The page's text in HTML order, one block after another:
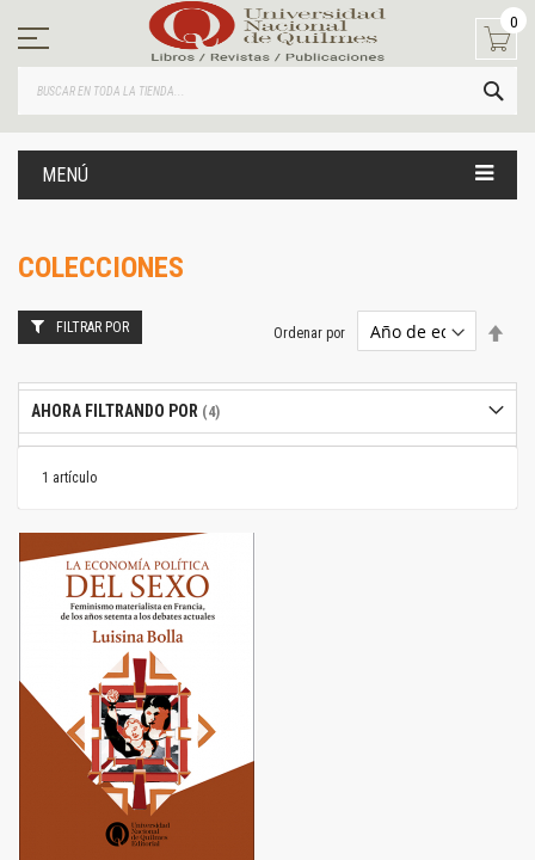
contenido
0
MENÚ
COLECCIONES
1 artículo
Ordenar por
FILTRAR POR
AHORA FILTRANDO POR